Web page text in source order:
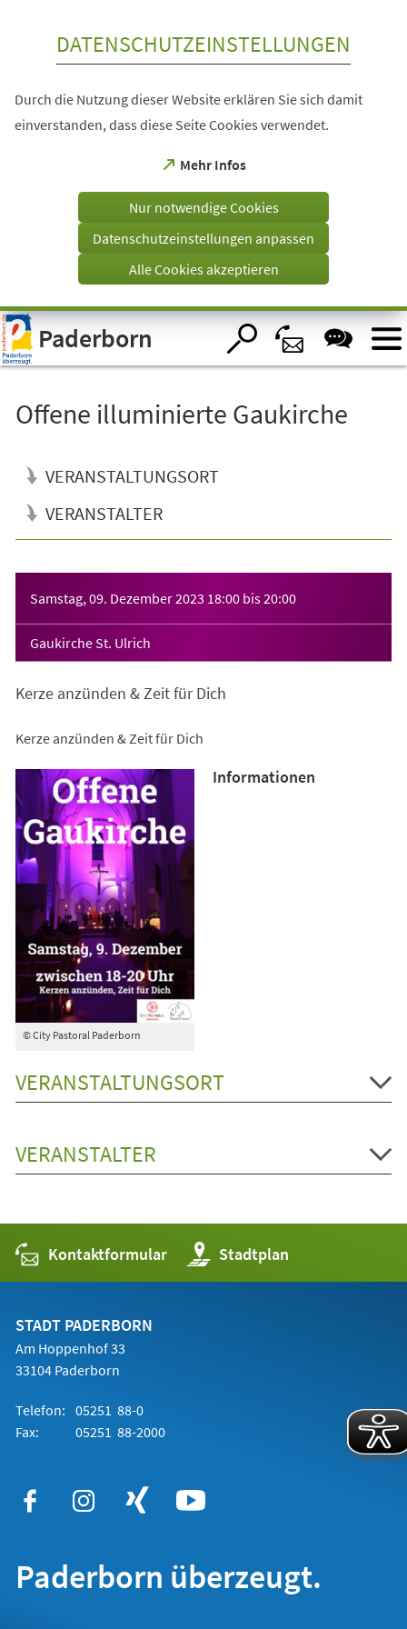
Visuelle
Assistenzsoftware
öffnen.
DATENSCHUTZEINSTELLUNGEN
Durch die Nutzung dieser Website erklären Sie sich damit
einverstanden, dass diese Seite Cookies verwendet.
Mehr Infos
(Öffnet
einem
Tab)
Nur notwendige Cookies
Datenschutzeinstellungen anpassen
Alle Cookies akzeptieren
Paderborn
Offene illuminierte Gaukirche
VERANSTALTUNGSORT
VERANSTALTER
Samstag, 09. Dezember 2023 18:00 bis20:00
Gaukirche St. Ulrich
Kerze anzünden & Zeit für Dich
Kerze anzünden & Zeit für Dich
© City Pastoral Paderborn
Informationen
VERANSTALTUNGSORT
VERANSTALTER
Kontaktformular Stadtplan
(Öffnet
in
einem
STADT PADERBORN
Am Hoppenhof 33
33104 Paderborn
Telefon: 05251 88-0
Fax:
05251 88-2000
Paderborn überzeugt.